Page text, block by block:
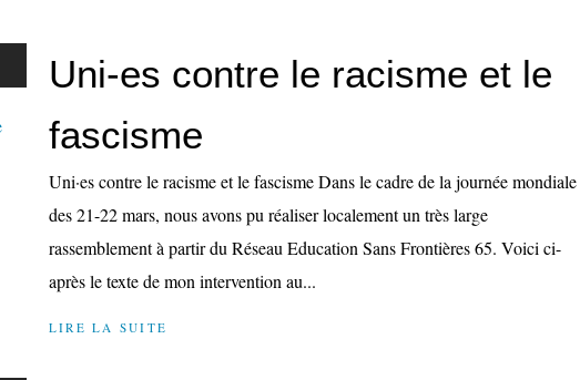
Uni-es contre le racisme et le
fascisme
Uni·es contre le racisme et le fascisme Dans le cadre de la journée mondiale
des 21-22 mars, nous avons pu réaliser localement un très large
rassemblement à partir du Réseau Education Sans Frontières 65. Voici ci-
après le texte de mon intervention au...
LIRE LA SUITE